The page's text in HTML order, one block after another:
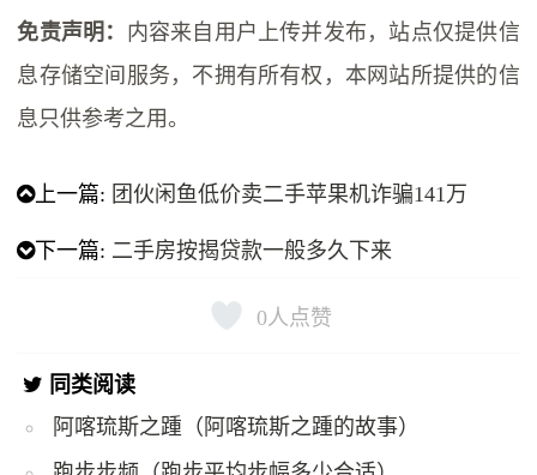
免责声明： 内容来自用户上传并发布，站点仅提供信
息存储空间服务，不拥有所有权，本网站所提供的信
息只供参考之用。
上一篇: 团伙闲鱼低价卖二手苹果机诈骗141万
下一篇: 二手房按揭贷款一般多久下来
0人点赞
同类阅读
阿喀琉斯之踵（阿喀琉斯之踵的故事）